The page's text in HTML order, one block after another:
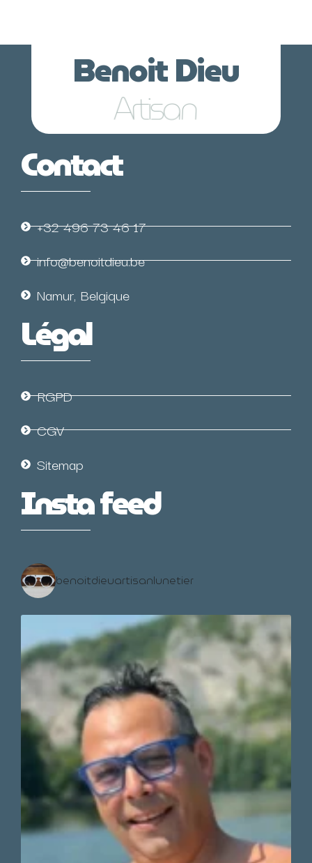
Contact
+32 496 73 46 17
info@benoitdieu.be
Namur, Belgique
Légal
RGPD
CGV
Sitemap
Insta feed
benoitdieuartisanlunetier
Benoit Dieu
Lunetier